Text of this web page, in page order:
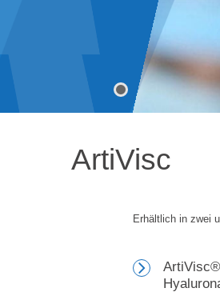
ArtiVisc
Erhältlich in zwei